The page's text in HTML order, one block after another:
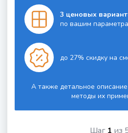
3 ценовых
по вашим
до 27% скидку на
А также детальное
методы их
Шаг 1 из